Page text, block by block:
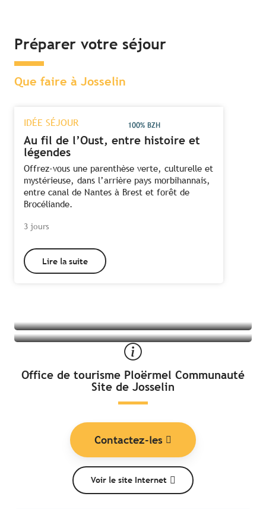
Préparer votre séjour
Que faire à Josselin
100% BZH
3 jours
IDÉE SÉJOUR
Au fil de l’Oust, entre histoire et
légendes
Offrez-vous une parenthèse verte, culturelle et
mystérieuse, dans l’arrière pays morbihannais,
entre canal de Nantes à Brest et forêt de
Brocéliande.
Lire la suite
Tous les hébergements à Josselin
Office de tourisme Ploërmel Communauté
Site de Josselin
Contactez-les
Voir le site Internet